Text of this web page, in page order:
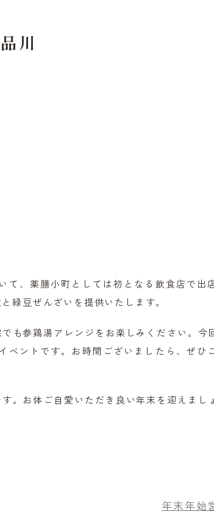
川
、薬膳小町としては初となる飲食店で出
緑豆ぜんざいを提供いたします。
も参鶏湯アレンジをお楽しみください。今
ントです。お時間ございましたら、ぜひ
。お体ご自愛いただき良い年末を迎えまし
年末年始